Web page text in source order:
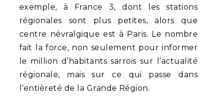
exemple, à France 3, dont les stations
régionales sont plus petites, alors que
centre névralgique est à Paris. Le nombre
fait la force, non seulement pour informer
le million d’habitants sarrois sur l’actualité
régionale, mais sur ce qui passe dans
l’entièreté de la Grande Région.